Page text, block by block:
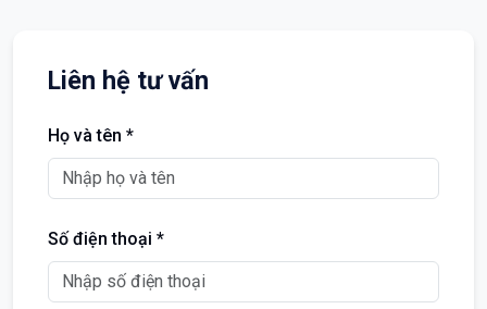
Liên hệ tư vấn
Họ và tên *
Số điện thoại *